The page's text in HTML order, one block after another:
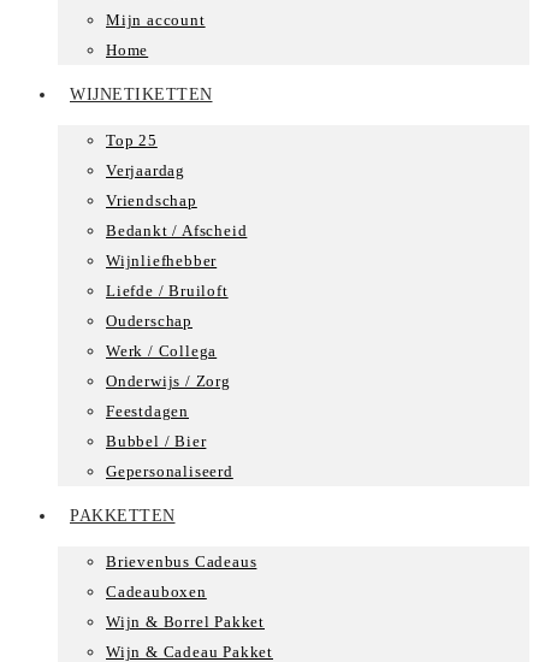
Mijn account
Home
WIJNETIKETTEN
Top 25
Verjaardag
Vriendschap
Bedankt / Afscheid
Wijnliefhebber
Liefde / Bruiloft
Ouderschap
Werk / Collega
Onderwijs / Zorg
Feestdagen
Bubbel / Bier
Gepersonaliseerd
PAKKETTEN
Brievenbus Cadeaus
Cadeauboxen
Wijn & Borrel Pakket
Wijn & Cadeau Pakket